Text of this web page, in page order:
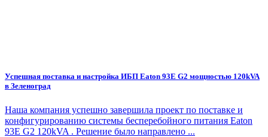
Успешная поставка и настройка ИБП Eaton 93E G2 мощностью 120kVA
в Зеленоград
Наша компания успешно завершила проект по поставке и
конфигурированию системы бесперебойного питания Eaton
93E G2 120kVA . Решение было направлено ...